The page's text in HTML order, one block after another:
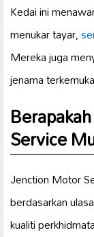
Kedai ini
menukar tayar,
Mereka juga
jenama
Service
Jenction Motor
berdasarkan
kualiti